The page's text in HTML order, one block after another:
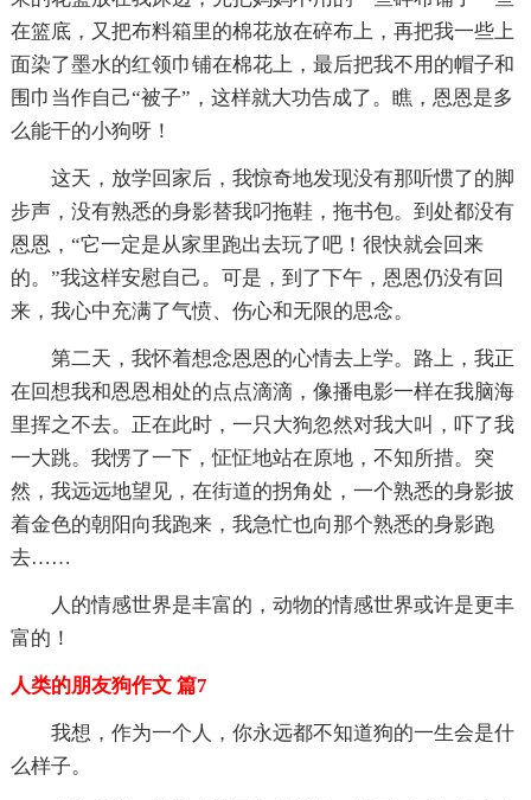
在篮底，又把布料箱里的棉花放在碎布上，再把我一些上
面染了墨水的红领巾铺在棉花上，最后把我不用的帽子和
围巾当作自己“被子”，这样就大功告成了。瞧，恩恩是多
么能干的小狗呀！
这天，放学回家后，我惊奇地发现没有那听惯了的脚
步声，没有熟悉的身影替我叼拖鞋，拖书包。到处都没有
恩恩，“它一定是从家里跑出去玩了吧！很快就会回来
的。”我这样安慰自己。可是，到了下午，恩恩仍没有回
来，我心中充满了气愤、伤心和无限的思念。
第二天，我怀着想念恩恩的心情去上学。路上，我正
在回想我和恩恩相处的点点滴滴，像播电影一样在我脑海
里挥之不去。正在此时，一只大狗忽然对我大叫，吓了我
一大跳。我愣了一下，怔怔地站在原地，不知所措。突
然，我远远地望见，在街道的拐角处，一个熟悉的身影披
着金色的朝阳向我跑来，我急忙也向那个熟悉的身影跑
去……
人的情感世界是丰富的，动物的情感世界或许是更丰
富的！
人类的朋友狗作文 篇7
我想，作为一个人，你永远都不知道狗的一生会是什
么样子。